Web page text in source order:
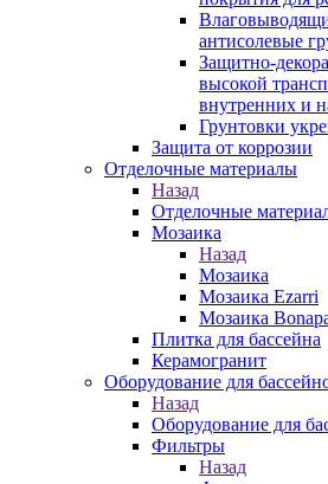
антисолевые
Защитно-
высокой
внутренних и
Грунтовки
Защита от коррозии
Отделочные материалы
Назад
Отделочные
Мозаика
Назад
Мозаика
Мозаика Ezarri
Мозаика
Плитка для бассейна
Керамогранит
Оборудование для
Назад
Оборудование для
Фильтры
Назад